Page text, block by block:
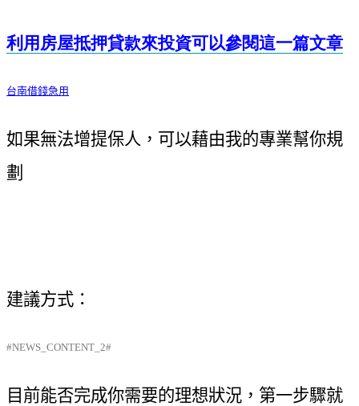
利用房屋抵押貸款來投資可以參閱這一篇文章
台南借錢急用
如果無法增提保人，可以藉由我的專業幫你規
劃
建議方式：
#NEWS_CONTENT_2#
目前能否完成你需要的理想狀況，第一步驟就